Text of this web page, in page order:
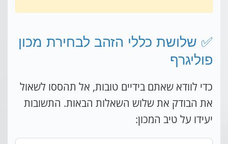
✅ שלושת כללי הזהב לבחירת מכון
פוליגרף
כדי לוודא שאתם בידיים טובות, אל תהססו לשאול
את הבודק את שלוש השאלות הבאות. התשובות
יעידו על טיב המכון: